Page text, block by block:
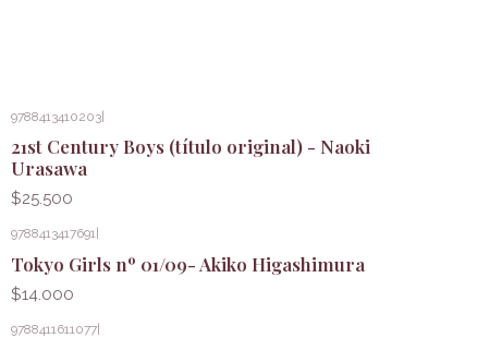
9788413410203|
21st Century Boys (título original) - Naoki
Urasawa
$25.500
9788413417691|
Tokyo Girls nº 01/09- Akiko Higashimura
$14.000
9788411611077|